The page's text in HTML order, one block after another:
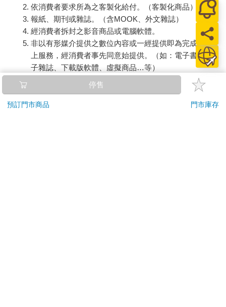
依消費者要求所為之客製化給付。（客製化商品）
報紙、期刊或雜誌。（含MOOK、外文雜誌）
經消費者拆封之影音商品或電腦軟體。
非以有形媒介提供之數位內容或一經提供即為完成之線
上服務，經消費者事先同意始提供。（如：電子書、電
子雜誌、下載版軟體、虛擬商品…等）
已拆封之個人衛生用品。（如：內衣褲、刮鬍刀、除毛
若非上列種類商品，均享有到貨7天的猶豫期（含例假
停售
預訂門市商品 門市庫存